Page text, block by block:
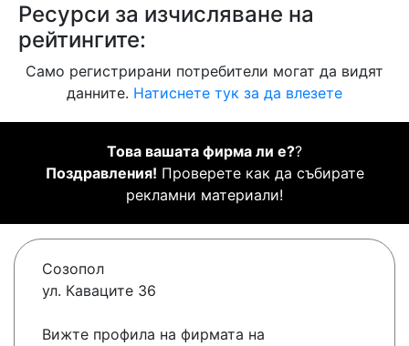
Ресурси за изчисляване на
рейтингите:
Само регистрирани потребители могат да видят
данните. Натиснете тук за да влезете
Това вашата фирма ли е??
Поздравления! Проверете как да събирате
рекламни материали!
Созопол
ул. Каваците 36
Вижте профила на фирмата на